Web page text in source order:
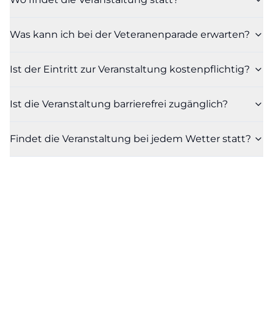
Was kann ich bei der Veteranenparade erwarten?
Ist der Eintritt zur Veranstaltung kostenpflichtig?
Ist die Veranstaltung barrierefrei zugänglich?
Findet die Veranstaltung bei jedem Wetter statt?